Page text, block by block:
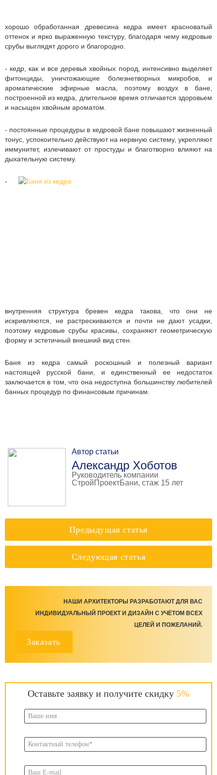
Оставьте заявку и получите скидку 5%
хорошо обработанная древесина кедра имеет красноватый
оттенок и ярко выраженную текстуру, благодаря чему кедровые
срубы выглядят дорого и благородно.
- кедр, как и все деревья хвойных пород, интенсивно выделяет
фитонциды, уничтожающие болезнетворных микробов, и
ароматические эфирные масла, поэтому воздух в бане,
построенной из кедра, длительное время отличается здоровьем
и насыщен хвойным ароматом.
- постоянные процедуры в кедровой бане повышают жизненный
тонус, успокоительно действуют на нервную систему, укрепляют
иммунитет, излечивают от простуды и благотворно влияют на
дыхательную систему.
-
внутренняя структура бревен кедра такова, что они не
искривляются, не растрескиваются и почти не дают усадки,
поэтому кедровые срубы красивы, сохраняют геометрическую
форму и эстетичный внешний вид стен.
Баня из кедра самый роскошный и полезный вариант
настоящей русской бани, и единственный ее недостаток
заключается в том, что она недоступна большинству любителей
банных процедур по финансовым причинам.
Автор статьи
Александр Хоботов
Руководитель компании
СтройПроектБани, стаж 15 лет
Предыдущая статья
Следующая статья
НАШИ АРХИТЕКТОРЫ РАЗРАБОТАЮТ ДЛЯ ВАС
ИНДИВИДУАЛЬНЫЙ ПРОЕКТ И ДИЗАЙН С УЧЁТОМ ВСЕХ
ЦЕЛЕЙ И ПОЖЕЛАНИЙ.
Заказать